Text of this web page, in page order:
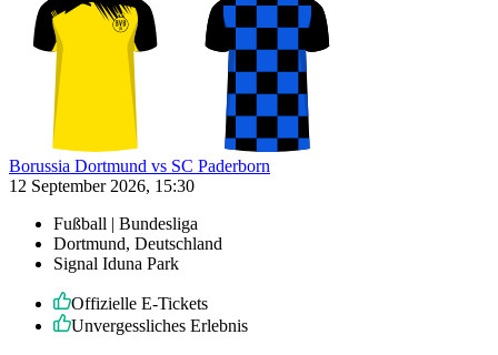
Borussia Dortmund vs SC Paderborn
12 September 2026, 15:30
Fußball | Bundesliga
Dortmund, Deutschland
Signal Iduna Park
Offizielle E-Tickets
Unvergessliches Erlebnis